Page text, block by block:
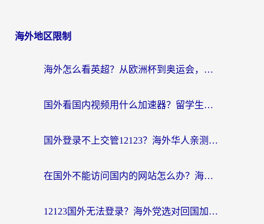
海外地区限制
海外怎么看英超？从欧洲杯到奥运会，一份让你不卡壳的中文解说观看指南
国外看国内视频用什么加速器？留学生和海外华人的实用指南
国外登录不上交管12123？海外华人亲测有效的回国加速器选择指南
在国外不能访问国内的网站怎么办？海外党必看的无缝回国上网指南
12123国外无法登录？海外党选对回国加速器，轻松解决国内资源访问难题